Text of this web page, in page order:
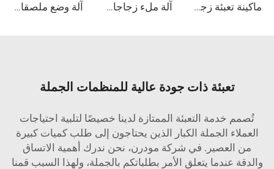
ماكينة تعبئة زجاجات البيرة آلة ملء زجاجات المياه الصغيرة آلة وضع ملصقات لاصقة خطية
تعبئة ذات جودة عالية للمنظمات الجملة
تُصمم خدمة التعبئة الممتازة لدينا خصيصًا لتلبية احتياجات
العملاء الجملة الكبار الذين يحتاجون إلى طلب كميات كبيرة
من العصير. في شركة مودرن، نحن ندرك أهمية الاتساق
والدقة عندما يتعلق الأمر بطلباتكم بالجملة، ولهذا السبب قمنا